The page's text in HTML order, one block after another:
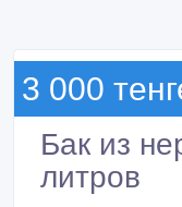
3 000
Бак из
литров